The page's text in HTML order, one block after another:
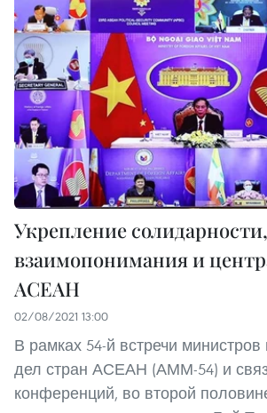
Укрепление
взаимопонимания и
АСЕАН
02/08/2021 13:00
В рамках 54-й встречи
дел стран АСЕАН (АММ-54) и
конференций, во второй